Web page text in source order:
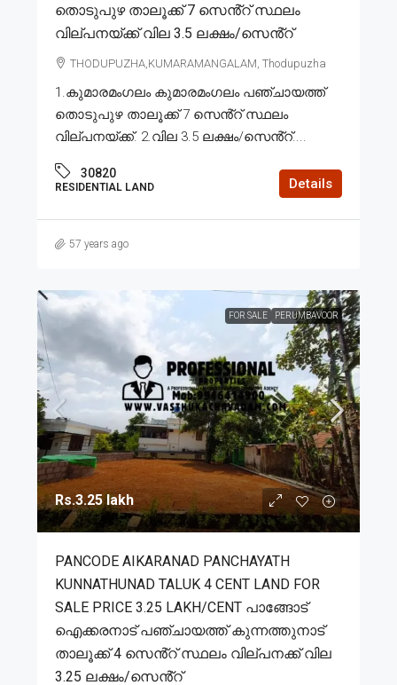
തൊടുപുഴ താലൂക്ക് 7 സെൻ്റ് സ്ഥലം
വില്പനയ്ക്ക് വില 3.5 ലക്ഷം/സെൻ്റ്
THODUPUZHA,KUMARAMANGALAM, Thodupuzha
1.കുമാരമംഗലം കുമാരമംഗലം പഞ്ചായത്ത്
തൊടുപുഴ താലൂക്ക് 7 സെൻ്റ് സ്ഥലം
വില്പനയ്ക്ക്. 2.വില 3.5 ലക്ഷം/സെൻ്റ്....
30820
RESIDENTIAL LAND Details
57 years ago
FOR SALE PERUMBAVOOR
Rs.3.25 lakh
PANCODE AIKARANAD PANCHAYATH
KUNNATHUNAD TALUK 4 CENT LAND FOR
SALE PRICE 3.25 LAKH/CENT പാങ്ങോട്
ഐക്കരനാട് പഞ്ചായത്ത് കുന്നത്തുനാട്
താലൂക്ക് 4 സെൻ്റ് സ്ഥലം വില്പനക്ക് വില
3.25 ലക്ഷം/സെൻ്റ്